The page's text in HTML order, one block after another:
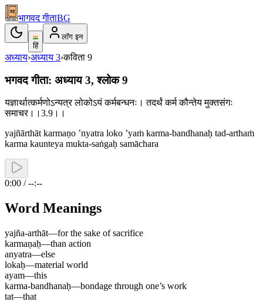
भागवद गीताBG
हिं
लॉग इन
अध्याय›अध्याय 3›कविता 9
भगवद गीता: अध्याय 3, श्लोक 9
यज्ञार्थात्कर्मणोऽन्यत्र लोकोऽयं कर्मबन्धनः। तदर्थं कर्म कौन्तेय मुक्तसंगः
समाचर।।3.9।।
yajñārthāt karmaṇo ’nyatra loko ’yaṁ karma-bandhanaḥ tad-arthaṁ
karma kaunteya mukta-saṅgaḥ samāchara
0:00 / --:--
Word Meanings
yajña-arthāt—for the sake of sacrifice
karmaṇaḥ—than action
anyatra—else
lokaḥ—material world
ayam—this
karma-bandhanaḥ—bondage through one’s work
tat—that